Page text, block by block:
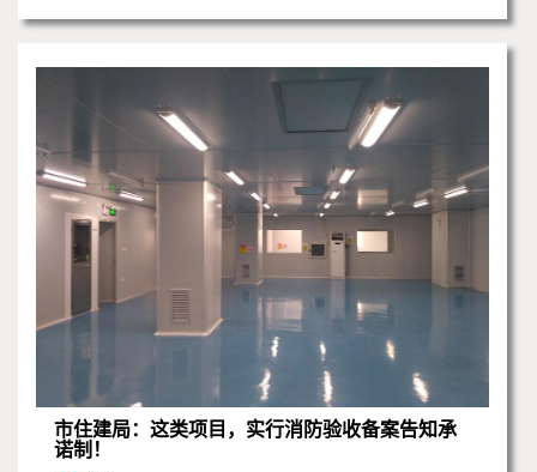
市住建局：这类项目，实行消防验收备案告知承
诺制！